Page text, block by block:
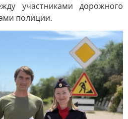
участниками дорожного
полиции.